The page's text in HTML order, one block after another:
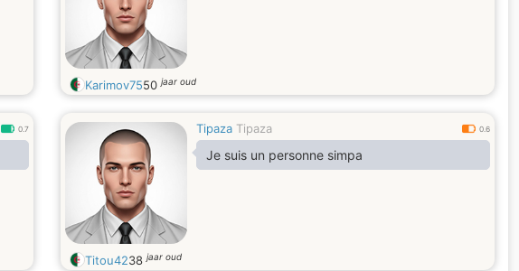
Karimov7550jaar oud
0.7 Tipaza Tipaza 0.6
Je suis un personne simpa
Titou4238jaar oud